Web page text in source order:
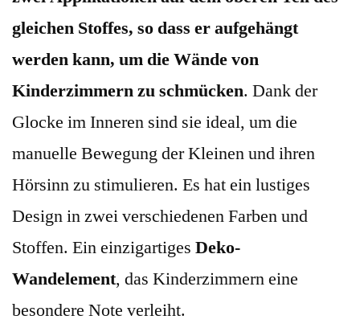
gleichen Stoffes, so dass er aufgehängt
werden kann, um die Wände von
Kinderzimmern zu schmücken. Dank der
Glocke im Inneren sind sie ideal, um die
manuelle Bewegung der Kleinen und ihren
Hörsinn zu stimulieren. Es hat ein lustiges
Design in zwei verschiedenen Farben und
Stoffen. Ein einzigartiges Deko-
Wandelement, das Kinderzimmern eine
besondere Note verleiht.